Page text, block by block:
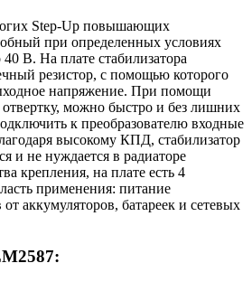
Step-Up повышающих
при определенных условиях
В. На плате стабилизатора
резистор, с помощью которого
напряжение. При помощи
можно быстро и без лишних
к преобразователю входные
высокому КПД, стабилизатор
и не нуждается в радиаторе
крепления, на плате есть 4
применения: питание
аккумуляторов, батареек и сетевых